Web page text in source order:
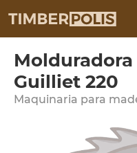
Molduradora
Guilliet 220
Maquinaria para